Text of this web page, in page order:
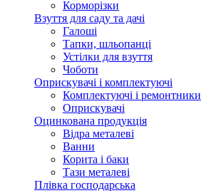
Корморізки
Взуття для саду та дачі
Галоші
Тапки, шльопанці
Устілки для взуття
Чоботи
Оприскувачі і комплектуючі
Комплектуючі і ремонтники
Оприскувачі
Оцинкована продукція
Відра металеві
Ванни
Корита і баки
Тази металеві
Плівка господарська